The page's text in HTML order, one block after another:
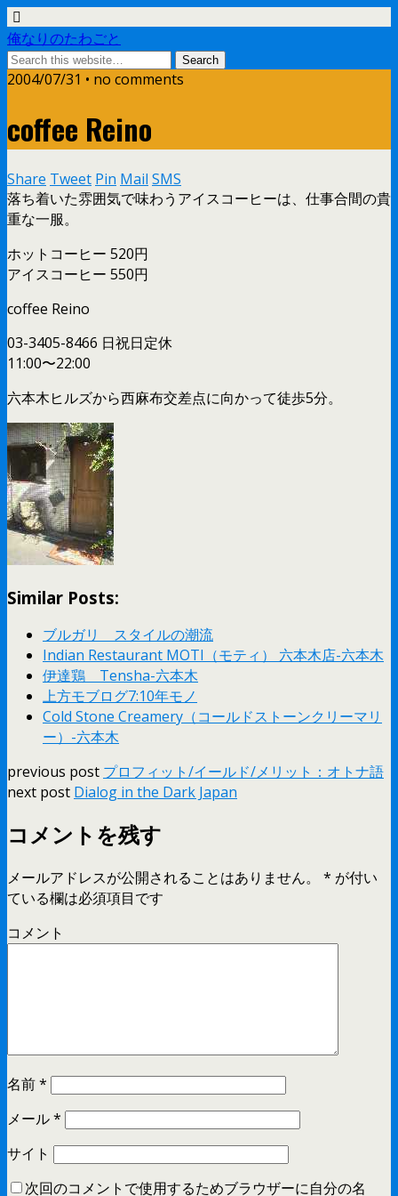
俺なりのたわごと
2004/07/31 • no comments
coffee Reino
Share Tweet Pin Mail SMS
落ち着いた雰囲気で味わうアイスコーヒーは、仕事合間の貴
重な一服。
ホットコーヒー 520円
アイスコーヒー 550円
coffee Reino
03-3405-8466 日祝日定休
11:00〜22:00
六本木ヒルズから西麻布交差点に向かって徒歩5分。
Similar Posts:
ブルガリ スタイルの潮流
Indian Restaurant MOTI（モティ） 六本木店-六本木
伊達鶏 Tensha-六本木
上方モブログ7:10年モノ
Cold Stone Creamery（コールドストーンクリーマリ
ー）-六本木
previous post プロフィット/イールド/メリット：オトナ語
next post Dialog in the Dark Japan
コメントを残す
メールアドレスが公開されることはありません。 * が付い
ている欄は必須項目です
コメント
名前*
メール*
サイト
次回のコメントで使用するためブラウザーに自分の名